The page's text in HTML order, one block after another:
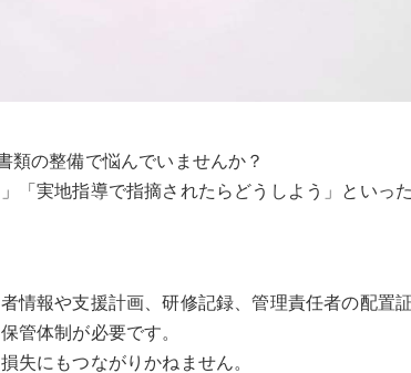
類の整備で悩んでいませんか？
「実地指導で指摘されたらどうしよう」といった
情報や支援計画、研修記録、管理責任者の配置証
管体制が必要です。
失にもつながりかねません。